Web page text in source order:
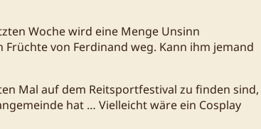
Woche wird eine Menge Unsinn
von Ferdinand weg. Kann ihm jemand
Mal auf dem Reitsportfestival zu finden sind,
hat … Vielleicht wäre ein Cosplay